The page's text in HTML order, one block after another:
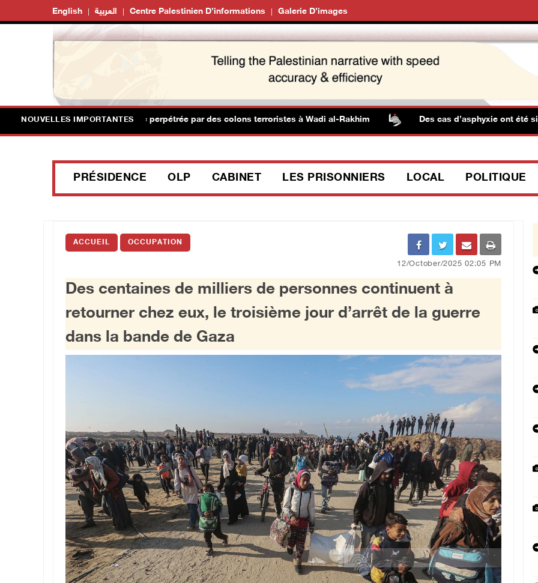
English العربية Centre Palestinien D’informations Galerie D’images
NOUVELLES IMPORTANTES
blessés lors d'une attaque perpétrée par des colons terroristes à Wadi al-Rakhim Des cas d’asphyxie ont été
PRÉSIDENCE OLP CABINET LES PRISONNIERS LOCAL POLITIQUE
ACCUEIL OCCUPATION
12/October/2025 02:05 PM
Des centaines de milliers de personnes continuent à
retourner chez eux, le troisième jour d’arrêt de la guerre
dans la bande de Gaza